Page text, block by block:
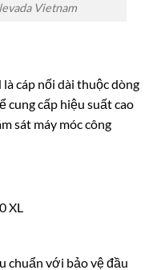
Vietnam
cáp nối dài thuộc dòng
cung cấp hiệu suất cao
sát máy móc công
XL
chuẩn với bảo vệ đầu